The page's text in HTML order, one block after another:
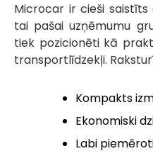
Microcar ir cieši
tai pašai uzņēmumu
tiek pozicionēti kā
transportlīdzekļi.
Kompakts
Ekonomiski
Labi